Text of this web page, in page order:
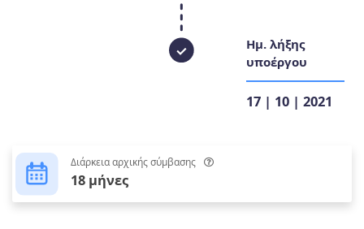
Ημ. λήξης
υποέργου
17 | 10 | 2021
Διάρκεια αρχικής σύμβασης
18 μήνες